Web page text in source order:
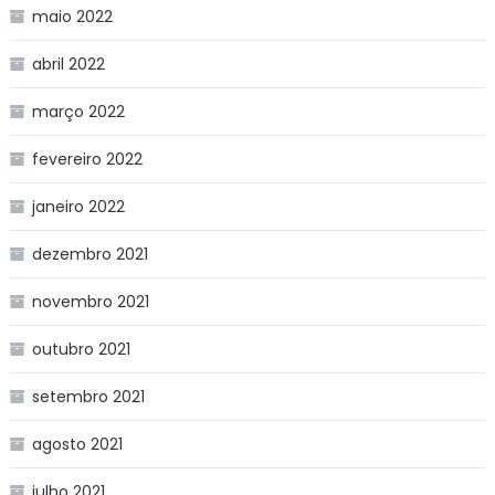
maio 2022
abril 2022
março 2022
fevereiro 2022
janeiro 2022
dezembro 2021
novembro 2021
outubro 2021
setembro 2021
agosto 2021